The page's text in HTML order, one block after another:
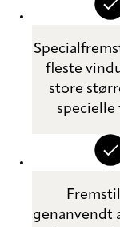
fleste
store
specielle
genanvendt